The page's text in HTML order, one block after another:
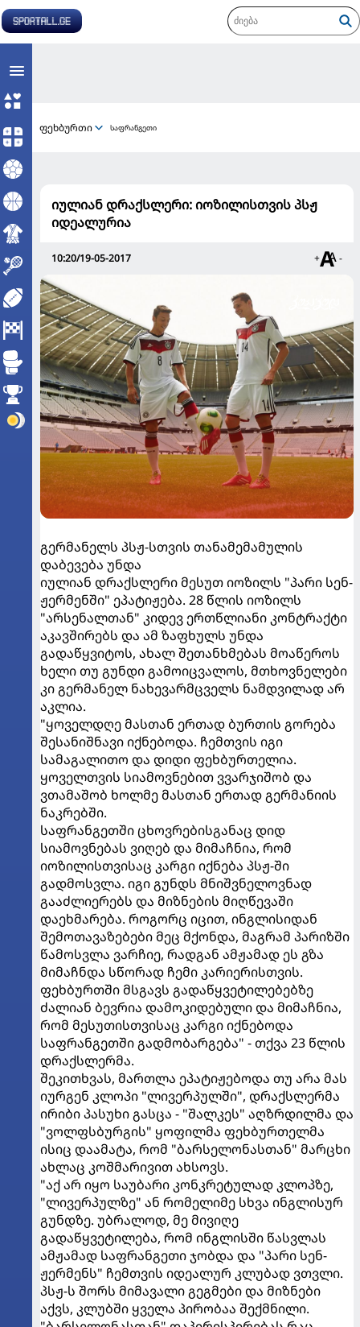
ფეხბურთი საფრანგეთი
იულიან დრაქსლერი: იოზილისთვის პსჟ
იდეალურია
10:20/19-05-2017 + -
გერმანელს პსჟ-სთვის თანამემამულის
დაბევება უნდა
იულიან დრაქსლერი მესუთ იოზილს "პარი სენ-
ჟერმენში" ეპატიჟება. 28 წლის იოზილს
"არსენალთან" კიდევ ერთწლიანი კონტრაქტი
აკავშირებს და ამ ზაფხულს უნდა
გადაწყვიტოს, ახალ შეთანხმებას მოაწეროს
ხელი თუ გუნდი გამოიცვალოს, მთხოვნელები
კი გერმანელ ნახევარმცველს ნამდვილად არ
აკლია.
"ყოველდღე მასთან ერთად ბურთის გორება
შესანიშნავი იქნებოდა. ჩემთვის იგი
სამაგალითო და დიდი ფეხბურთელია.
ყოველთვის სიამოვნებით ვვარჯიშობ და
ვთამაშობ ხოლმე მასთან ერთად გერმანიის
ნაკრებში.
საფრანგეთში ცხოვრებისგანაც დიდ
სიამოვნებას ვიღებ და მიმაჩნია, რომ
იოზილისთვისაც კარგი იქნება პსჟ-ში
გადმოსვლა. იგი გუნდს მნიშვნელოვნად
გააძლიერებს და მიზნების მიღწევაში
დაეხმარება. როგორც იცით, ინგლისიდან
შემოთავაზებები მეც მქონდა, მაგრამ პარიზში
წამოსვლა ვარჩიე, რადგან ამჟამად ეს გზა
მიმაჩნდა სწორად ჩემი კარიერისთვის.
ფეხბურთში მსგავს გადაწყვეტილებებზე
ძალიან ბევრია დამოკიდებული და მიმაჩნია,
რომ მესუთისთვისაც კარგი იქნებოდა
საფრანგეთში გადმობარგება" - თქვა 23 წლის
დრაქსლერმა.
შეკითხვას, მართლა ეპატიჟებოდა თუ არა მას
იურგენ კლოპი "ლივერპულში", დრაქსლერმა
ირიბი პასუხი გასცა - "შალკეს" აღზრდილმა და
"ვოლფსბურგის" ყოფილმა ფეხბურთელმა
ისიც დაამატა, რომ "ბარსელონასთან" მარცხი
ახლაც კოშმარივით ახსოვს.
"აქ არ იყო საუბარი კონკრეტულად კლოპზე,
"ლივერპულზე" ან რომელიმე სხვა ინგლისურ
გუნდზე. უბრალოდ, მე მივიღე
გადაწყვეტილება, რომ ინგლისში წასვლას
ამჟამად საფრანგეთი ჯობდა და "პარი სენ-
ჟერმენს" ჩემთვის იდეალურ კლუბად ვთვლი.
პსჟ-ს შორს მიმავალი გეგმები და მიზნები
აქვს, კლუბში ყველა პირობაა შექმნილი.